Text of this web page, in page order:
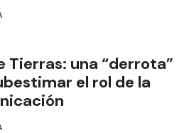
Tierras: una “derrota”
el rol de la